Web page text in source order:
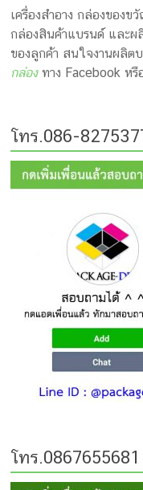
เครื่องสำอาง กล่องของ
กล่องสินค้าแบรนด์ และผ
ของลูกค้า สนใจงานผลิต
กล่อง ทาง Facebook หรื
โทร.086-
โทร